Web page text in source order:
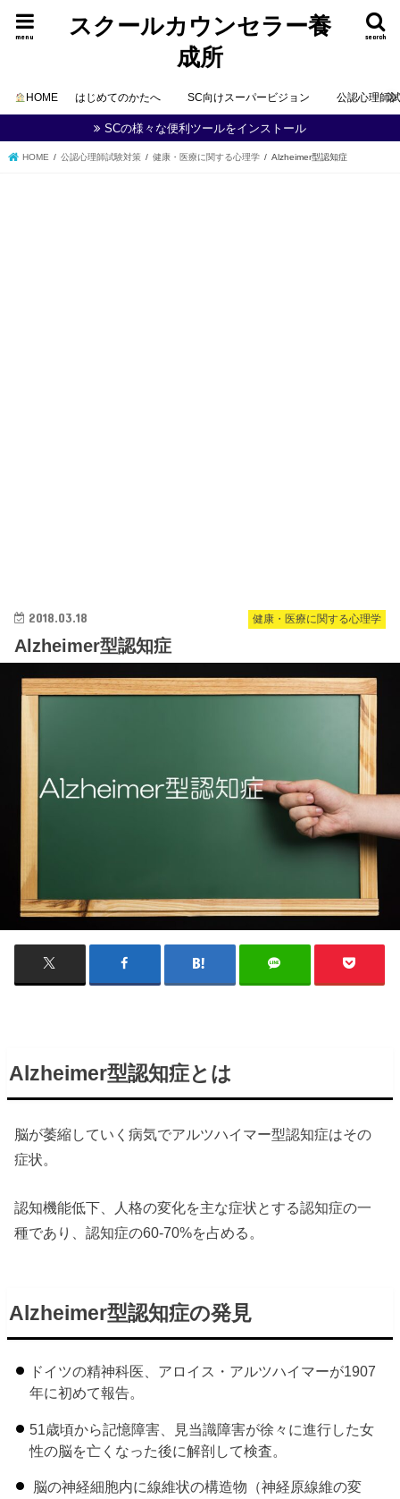
スクールカウンセラー養
成所
search
menu
HOME はじめてのかたへ SC向けスーパービジョン 公認心理師
SCの様々な便利ツールをインストール
HOME 公認心理師試験対策 健康・医療に関する心理学 Alzheimer型認知症
健康・医療に関する心理学
2018.03.18
Alzheimer型認知症
Alzheimer型認知症とは
脳が萎縮していく病気でアルツハイマー型認知症はその
症状。
認知機能低下、人格の変化を主な症状とする認知症の一
種であり、認知症の60-70%を占める。
Alzheimer型認知症の発見
ドイツの精神科医、アロイス・アルツハイマーが1907
年に初めて報告。
51歳頃から記憶障害、見当識障害が徐々に進行した女
性の脳を亡くなった後に解剖して検査。
脳の神経細胞内に線維状の構造物（神経原線維の変